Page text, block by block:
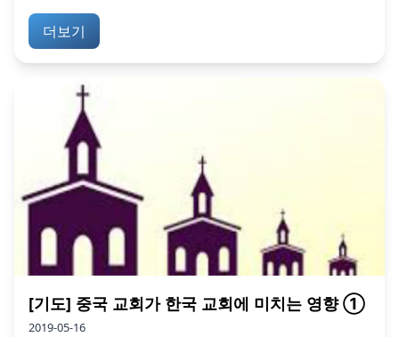
더보기
[기도] 중국 교회가 한국 교회에 미치는 영향 ①
2019-05-16